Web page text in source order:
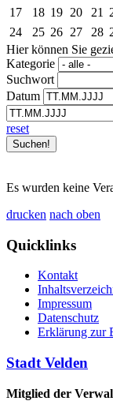
17
18 19 20 21
24
25 26 27 28
Hier können Sie
Kategorie
Suchwort
Datum
reset
Es wurden keine
drucken nach oben
Quicklinks
Kontakt
Impressum
Datenschutz
Erklärung zur
Stadt Velden
Mitglied der